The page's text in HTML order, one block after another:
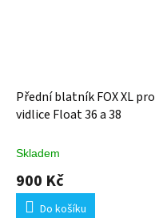
Přední blatník FOX XL pro
vidlice Float 36 a 38
Skladem
900 Kč
Do košíku